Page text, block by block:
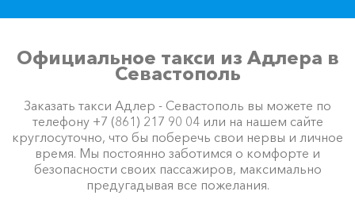
Официальное такси из Адлера в
Севастополь
Заказать такси Адлер - Севастополь вы можете по
телефону +7 (861) 217 90 04 или на нашем сайте
круглосуточно, что бы поберечь свои нервы и личное
время. Мы постоянно заботимся о комфорте и
безопасности своих пассажиров, максимально
предугадывая все пожелания.